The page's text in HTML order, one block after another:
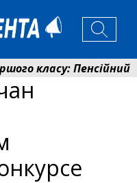
класу: Пенсійний
115 компенсацій на